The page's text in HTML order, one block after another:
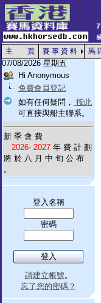
主 頁 賽 事 資 料 馬
07/08/2026 星期五
Hi Anonymous
免費會員登記
如有任何疑問， 按此
可直接與船主聯系。
新 季 會 費
2026- 2027 年 費 計 劃
將 於 八 月 中 旬 公 布
。
登入名稱
密碼
請建立帳號。
忘了您的密碼？